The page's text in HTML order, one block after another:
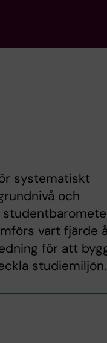
systematiskt
och
vart fjärde
för att
studiemiljön.